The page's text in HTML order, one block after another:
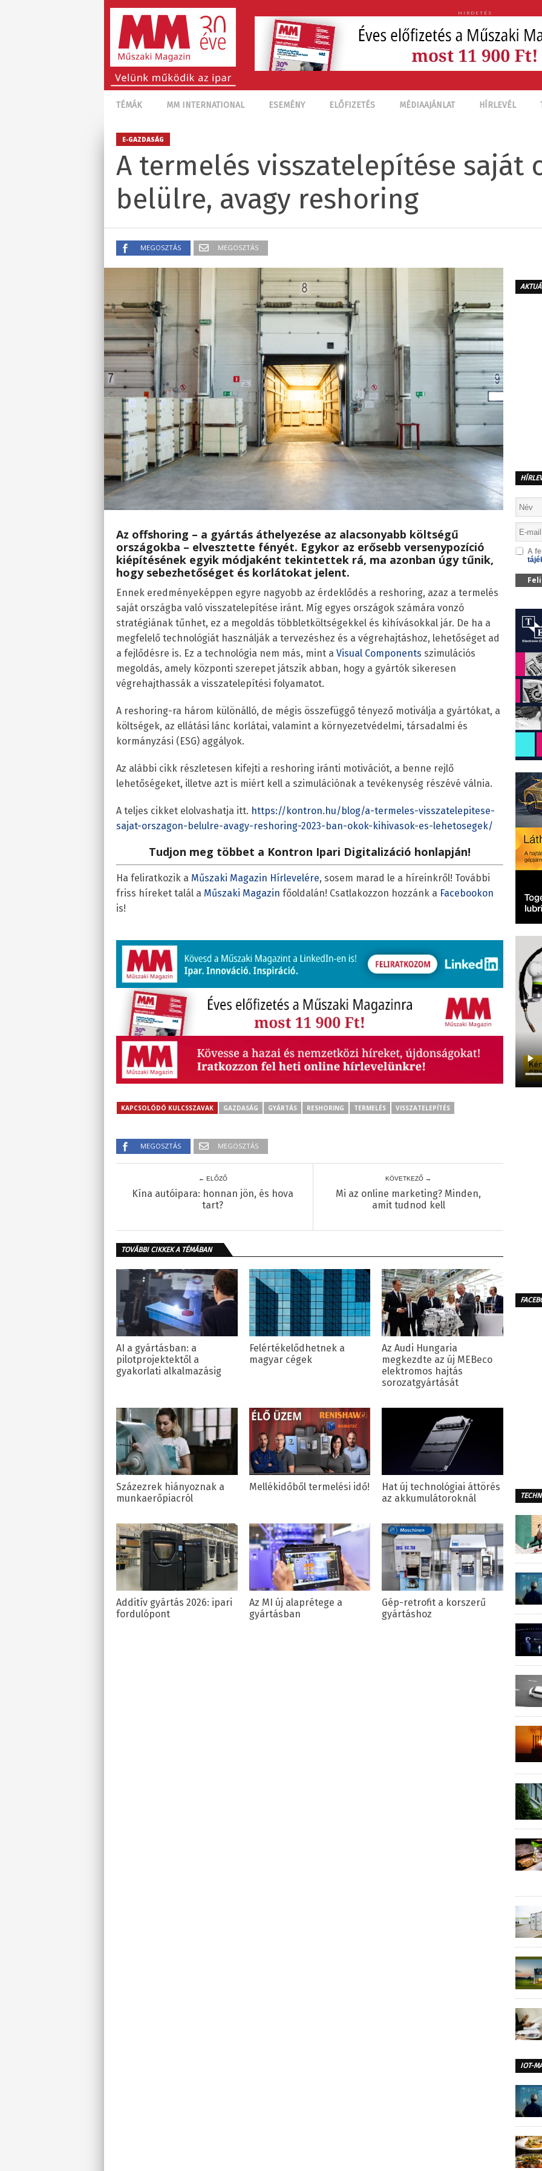
HIRDETÉS
TÉMÁK MM INTERNATIONAL ESEMÉNY ELŐFIZETÉS MÉDIAAJÁNLAT HÍRLEVÉL
E-GAZDASÁG
A termelés visszatelepítése saját
belülre, avagy reshoring
MEGOSZTÁS MEGOSZTÁS
Az offshoring – a gyártás áthelyezése az alacsonyabb költségű
országokba – elvesztette fényét. Egykor az erősebb versenypozíció
kiépítésének egyik módjaként tekintettek rá, ma azonban úgy tűnik,
hogy sebezhetőséget és korlátokat jelent.
Ennek eredményeképpen egyre nagyobb az érdeklődés a reshoring, azaz a termelés
saját országba való visszatelepítése iránt. Míg egyes országok számára vonzó
stratégiának tűnhet, ez a megoldás többletköltségekkel és kihívásokkal jár. De ha a
megfelelő technológiát használják a tervezéshez és a végrehajtáshoz, lehetőséget ad
a fejlődésre is. Ez a technológia nem más, mint a Visual Components szimulációs
megoldás, amely központi szerepet játszik abban, hogy a gyártók sikeresen
végrehajthassák a visszatelepítési folyamatot.
A reshoring-ra három különálló, de mégis összefüggő tényező motiválja a gyártókat, a
költségek, az ellátási lánc korlátai, valamint a környezetvédelmi, társadalmi és
kormányzási (ESG) aggályok.
Az alábbi cikk részletesen kifejti a reshoring iránti motivációt, a benne rejlő
lehetőségeket, illetve azt is miért kell a szimulációnak a tevékenység részévé válnia.
A teljes cikket elolvashatja itt. https://kontron.hu/blog/a-termeles-visszatelepitese-
sajat-orszagon-belulre-avagy-reshoring-2023-ban-okok-kihivasok-es-lehetosegek/
Tudjon meg többet a Kontron Ipari Digitalizáció honlapján!
Ha feliratkozik a Műszaki Magazin Hírlevelére, sosem marad le a híreinkről! További
friss híreket talál a Műszaki Magazin főoldalán! Csatlakozzon hozzánk a Facebookon
is!
KAPCSOLÓDÓ KULCSSZAVAK GAZDASÁG GYÁRTÁS RESHORING TERMELÉS VISSZATELEPÍTÉS
MEGOSZTÁS MEGOSZTÁS
← ELŐZŐ
Kína autóipara: honnan jön, és hova
tart?
KÖVETKEZŐ →
Mi az online marketing? Minden,
amit tudnod kell
TOVÁBBI CIKKEK A TÉMÁBAN
AI a gyártásban: a
pilotprojektektől a
gyakorlati alkalmazásig
Felértékelődhetnek a
magyar cégek
Az Audi Hungaria
megkezdte az új MEBeco
elektromos hajtás
sorozatgyártását
Százezrek hiányoznak a
munkaerőpiacról
Mellékidőből termelési idő!
Hat új technológiai áttörés
az akkumulátoroknál
Additív gyártás 2026: ipari
fordulópont
Az MI új alaprétege a
gyártásban
Gép-retrofit a korszerű
gyártáshoz
A
IOT-